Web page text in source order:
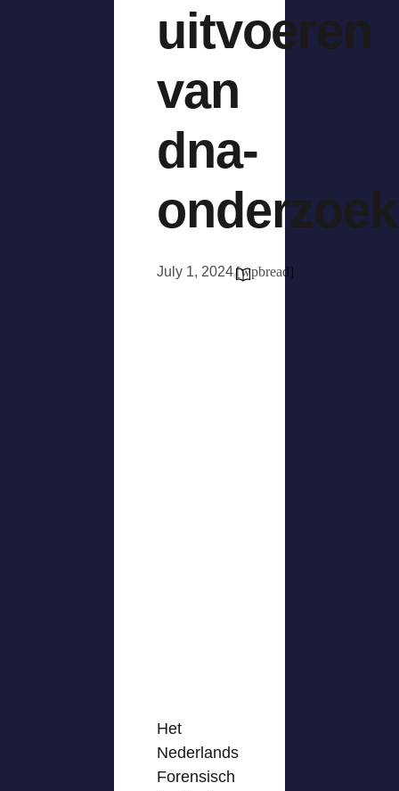
uitvoeren
van
dna-
onderzoek
July 1, 2024[wpbread]
Het
Nederlands
Forensisch